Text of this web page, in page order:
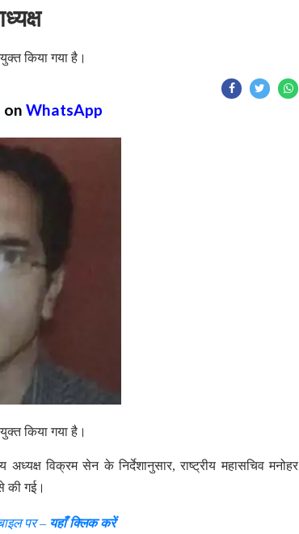
किया गया है।
on WhatsApp
किया गया है।
विक्रम सेन के निर्देशानुसार, राष्ट्रीय महासचिव मनोहर
की गई।
पर – यहाँ क्लिक करें